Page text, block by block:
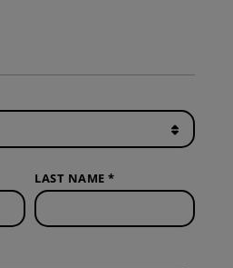
LAST NAME *